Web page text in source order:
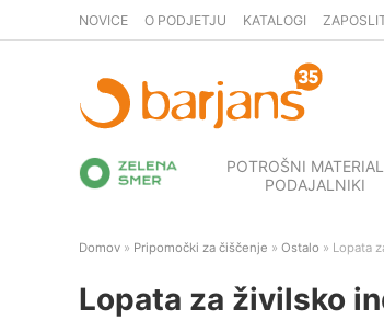
NOVICE O PODJETJU KATALOGI
POTROŠNI
PODAJALNIKI
Domov » Pripomočki za čiščenje » Ostalo » Lopata
Lopata za živilsko